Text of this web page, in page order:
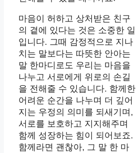
마음이 허하고 상처받은 친구
의 곁에 있다는 것은 소중한 일
입니다. 그때 감정적으로 지나
치는 말보다는 따뜻한 안아는
말 한마디로도 우리는 마음을
나누고 서로에게 위로의 손길
을 전해줄 수 있습니다. 함께한
어려운 순간을 나누며 더 깊어
지는 우정의 의미를 되새기며,
서로를 보호하고 지지해주며
함께 성장하는 힘이 되어보죠.
함께라면 괜찮아, 그 말 한 마